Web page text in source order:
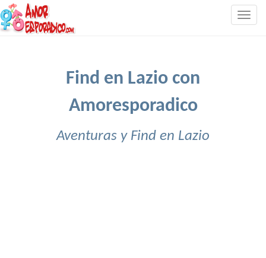
Find en Lazio con
Amoresporadico
Aventuras y Find en Lazio